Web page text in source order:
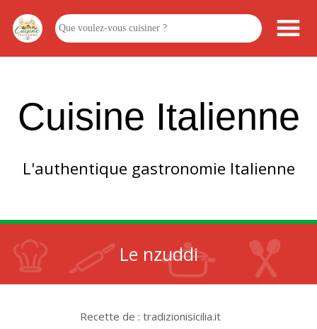
Cuisine Italienne
L'authentique gastronomie Italienne
Le nzuddi
Recette de : tradizionisicilia.it